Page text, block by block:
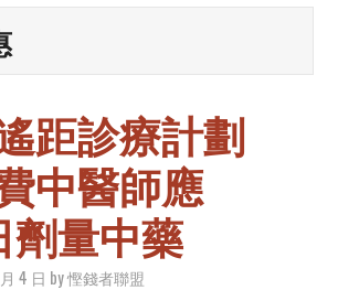
距診療計劃
中醫師應
劑量中藥
4 日 by慳錢者聯盟